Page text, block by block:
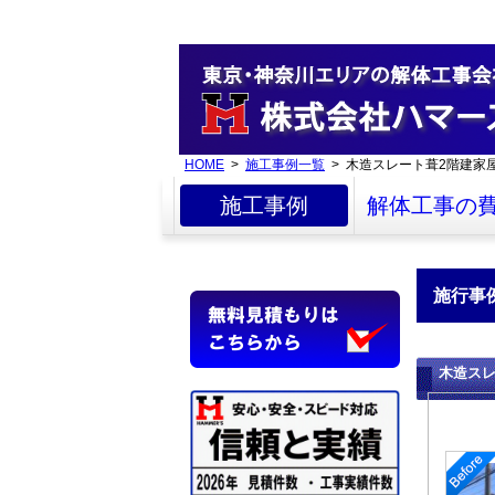
HOME > 施工事例一覧 > 木造スレート葺2階建家
施工事例 解体工事の
施行事
木造ス